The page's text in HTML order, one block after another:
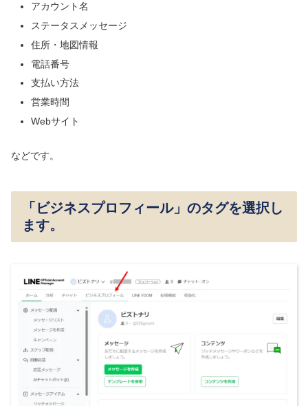
アカウント名
ステータスメッセージ
住所・地図情報
電話番号
支払い方法
営業時間
Webサイト
などです。
「ビジネスプロフィール」のタグを選択し
ます。